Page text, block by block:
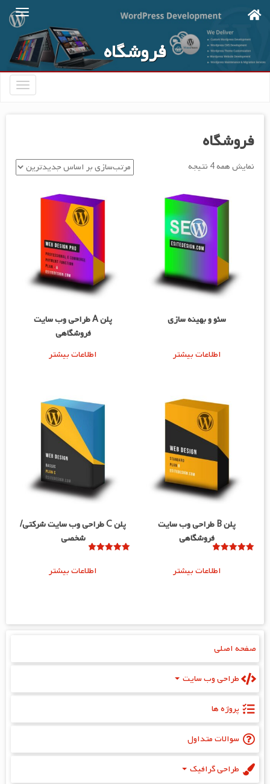
Skip
content
فروشگاه
فروشگاه
نمایش همه 4 نتیجه
مرتب‌سازی
اساس
جدیدترین
سئو و بهینه سازی
اطلاعات بیشتر
پلن A طراحی وب سایت
فروشگاهی
اطلاعات بیشتر
پلن B طراحی وب سایت
فروشگاهی
اطلاعات بیشتر
پلن C طراحی وب سایت شرکتی/
شخصی
اطلاعات بیشتر
صفحه اصلی
طراحی وب سایت
پروژه‌ ها
سوالات متداول
طراحی گرافیک